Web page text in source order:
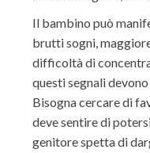
Il bambino può
brutti sogni,
difficoltà di
questi segnali
Bisogna cercare di
deve sentire di
genitore spetta di